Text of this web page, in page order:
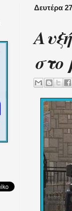
Δευτέρα
στο